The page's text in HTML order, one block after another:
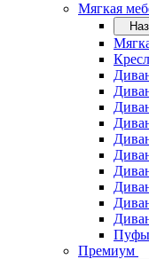
Мягкая
Пуфы
Премиум